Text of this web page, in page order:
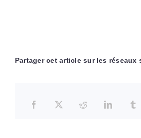
Partager cet article sur les réseaux